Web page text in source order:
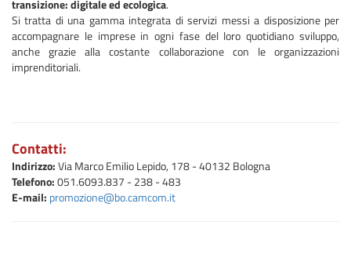
transizione: digitale ed ecologica.
Si tratta di una gamma integrata di servizi messi a disposizione per
accompagnare le imprese in ogni fase del loro quotidiano sviluppo,
anche grazie alla costante collaborazione con le organizzazioni
imprenditoriali.
Contatti:
Indirizzo:Via Marco Emilio Lepido, 178 - 40132 Bologna
Telefono:051.6093.837 - 238 - 483
E-mail: promozione@bo.camcom.it